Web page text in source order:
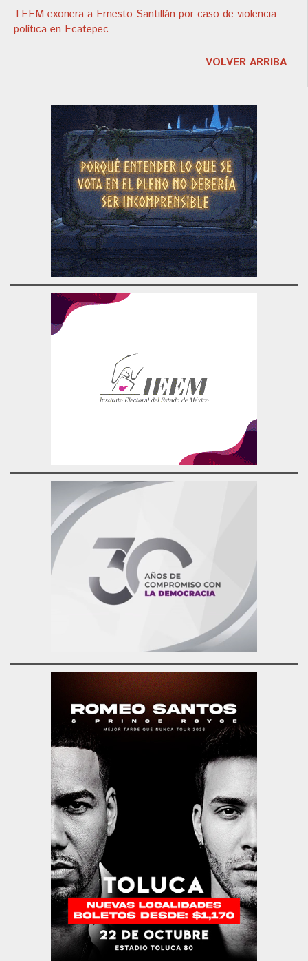
TEEM exonera a Ernesto Santillán por caso de violencia
política en Ecatepec
VOLVER ARRIBA